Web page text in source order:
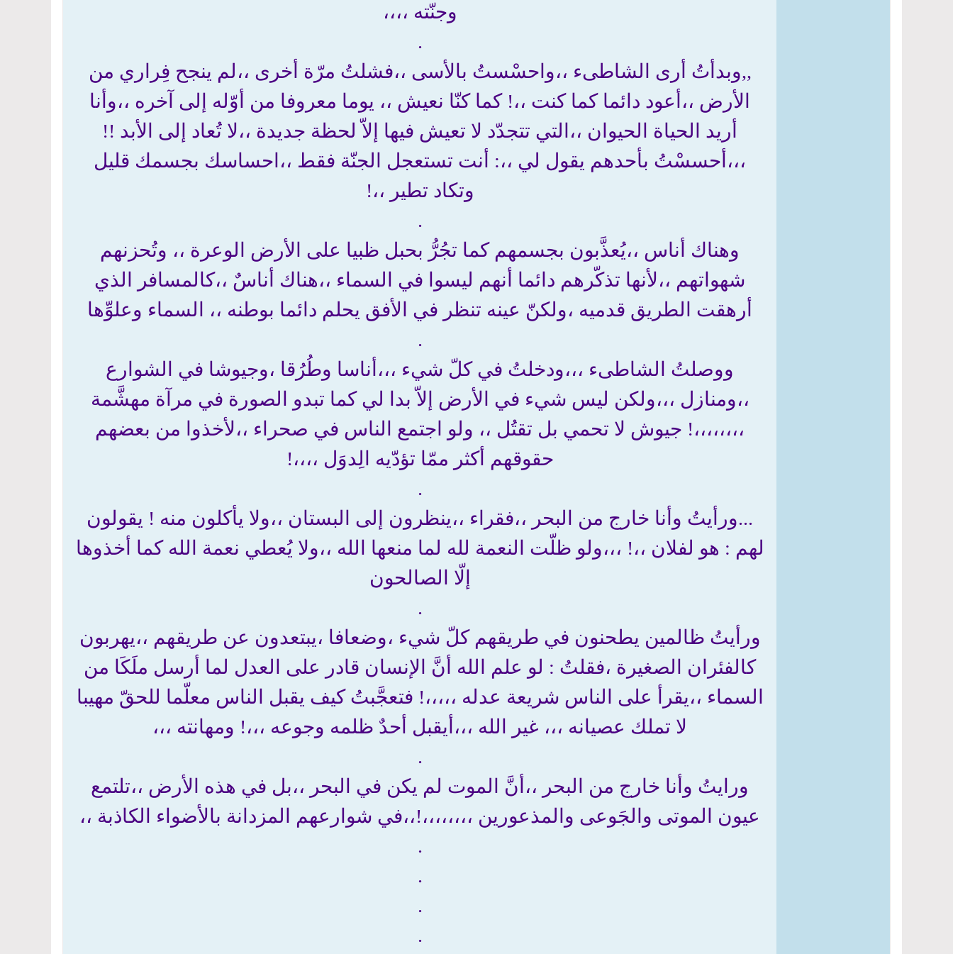
وجنّته ،،،،
.
,,وبدأتُ أرى الشاطىء ،،واحسْستُ بالأسى ،،فشلتُ مرّة أخرى ،،لم ينجح فِراري من
الأرض ،،أعود دائما كما كنت ،،! كما كنّا نعيش ،، يوما معروفا من أوّله إلى آخره ،،وأنا
أريد الحياة الحيوان ،،التي تتجدّد لا تعيش فيها إلاّ لحظة جديدة ،،لا تُعاد إلى الأبد !!
،،،أحسسْتُ بأحدهم يقول لي ،،: أنت تستعجل الجنّة فقط ،،احساسك بجسمك قليل
وتكاد تطير ،،!
.
وهناك أناس ،،يُعذَّبون بجسمهم كما تجُرُّ بحبل ظبيا على الأرض الوعرة ،، وتُحزنهم
شهواتهم ،،لأنها تذكّرهم دائما أنهم ليسوا في السماء ،،هناك أناسٌ ،،كالمسافر الذي
أرهقت الطريق قدميه ،ولكنّ عينه تنظر في الأفق يحلم دائما بوطنه ،، السماء وعلوِّها
.
ووصلتُ الشاطىء ،،،ودخلتُ في كلّ شيء ،،،أناسا وطُرُقا ،وجيوشا في الشوارع
،،ومنازل ،،،ولكن ليس شيء في الأرض إلاّ بدا لي كما تبدو الصورة في مرآة مهشَّمة
،،،،،،،،! جيوش لا تحمي بل تقتُل ،، ولو اجتمع الناس في صحراء ،،لأخذوا من بعضهم
حقوقهم أكثر ممّا تؤدّيه الِدوَل ،،،،!
.
...ورأيتُ وأنا خارج من البحر ،،فقراء ،،ينظرون إلى البستان ،،ولا يأكلون منه ! يقولون
لهم : هو لفلان ،،! ،،،ولو ظلّت النعمة لله لما منعها الله ،،ولا يُعطي نعمة الله كما أخذوها
إلّا الصالحون
.
ورأيتُ ظالمين يطحنون في طريقهم كلّ شيء ،وضعافا ،يبتعدون عن طريقهم ،،يهربون
كالفئران الصغيرة ،فقلتُ : لو علم الله أنَّ الإنسان قادر على العدل لما أرسل ملَكَا من
السماء ،،يقرأ على الناس شريعة عدله ،،،،،! فتعجَّبتُ كيف يقبل الناس معلّما للحقّ مهيبا
لا تملك عصيانه ،،، غير الله ،،،أيقبل أحدٌ ظلمه وجوعه ،،،! ومهانته ،،،
.
ورايتُ وأنا خارج من البحر ،،أنَّ الموت لم يكن في البحر ،،بل في هذه الأرض ،،تلتمع
عيون الموتى والجَوعى والمذعورين ،،،،،،،،!،،في شوارعهم المزدانة بالأضواء الكاذبة ،،
.
.
.
.